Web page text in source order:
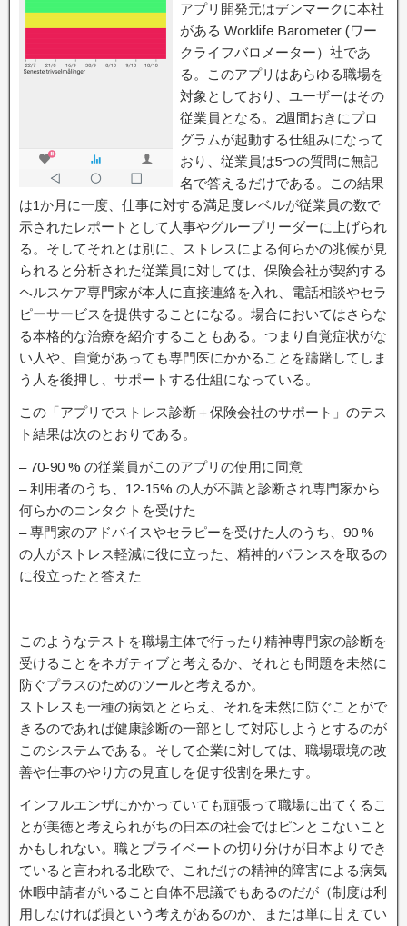
アプリ開発元はデンマークに本社
がある Worklife Barometer (ワー
クライフバロメーター）社であ
る。このアプリはあらゆる職場を
対象としており、ユーザーはその
従業員となる。2週間おきにプロ
グラムが起動する仕組みになって
おり、従業員は5つの質問に無記
名で答えるだけである。この結果
は1か月に一度、仕事に対する満足度レベルが従業員の数で
示されたレポートとして人事やグループリーダーに上げられ
る。そしてそれとは別に、ストレスによる何らかの兆候が見
られると分析された従業員に対しては、保険会社が契約する
ヘルスケア専門家が本人に直接連絡を入れ、電話相談やセラ
ピーサービスを提供することになる。場合においてはさらな
る本格的な治療を紹介することもある。つまり自覚症状がな
い人や、自覚があっても専門医にかかることを躊躇してしま
う人を後押し、サポートする仕組になっている。
この「アプリでストレス診断＋保険会社のサポート」のテス
ト結果は次のとおりである。
– 70-90 % の従業員がこのアプリの使用に同意
– 利用者のうち、12-15% の人が不調と診断され専門家から
何らかのコンタクトを受けた
– 専門家のアドバイスやセラピーを受けた人のうち、90 %
の人がストレス軽減に役に立った、精神的バランスを取るの
に役立ったと答えた
このようなテストを職場主体で行ったり精神専門家の診断を
受けることをネガティブと考えるか、それとも問題を未然に
防ぐプラスのためのツールと考えるか。
ストレスも一種の病気ととらえ、それを未然に防ぐことがで
きるのであれば健康診断の一部として対応しようとするのが
このシステムである。そして企業に対しては、職場環境の改
善や仕事のやり方の見直しを促す役割を果たす。
インフルエンザにかかっていても頑張って職場に出てくるこ
とが美徳と考えられがちの日本の社会ではピンとこないこと
かもしれない。職とプライベートの切り分けが日本よりでき
ていると言われる北欧で、これだけの精神的障害による病気
休暇申請者がいること自体不思議でもあるのだが（制度は利
用しなければ損という考えがあるのか、または単に甘えてい